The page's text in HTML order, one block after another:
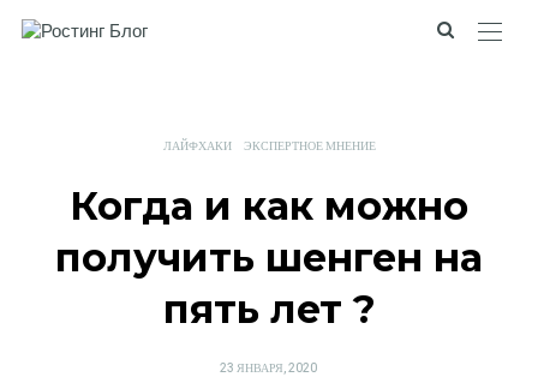
ЛАЙФХАКИ ЭКСПЕРТНОЕ МНЕНИЕ
Когда и как можно
получить шенген на
пять лет ?
POSTED
23 ЯНВАРЯ, 2020